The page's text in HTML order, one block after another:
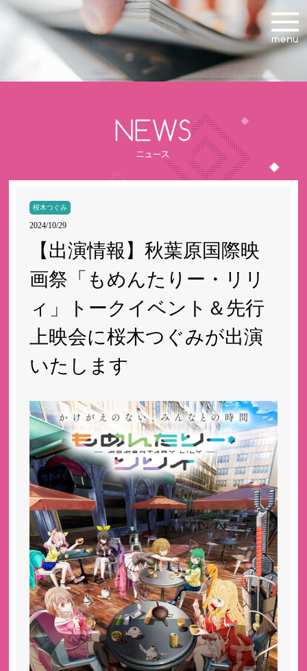
桜木つぐみ
2024/10/29
【出演情報】秋葉原国際映
画祭「もめんたりー・リリ
ィ」トークイベント＆先行
上映会に桜木つぐみが出演
いたします